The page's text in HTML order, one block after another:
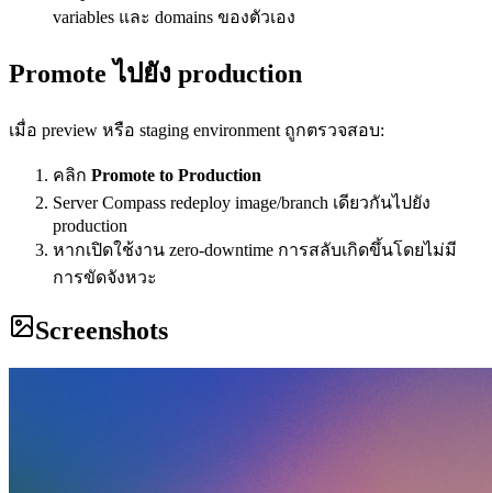
variables และ domains ของตัวเอง
Promote ไปยัง production
เมื่อ preview หรือ staging environment ถูกตรวจสอบ:
คลิก Promote to Production
Server Compass redeploy image/branch เดียวกันไปยัง
production
หากเปิดใช้งาน zero-downtime การสลับเกิดขึ้นโดยไม่มี
การขัดจังหวะ
Screenshots